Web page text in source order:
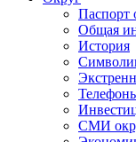
Паспорт
Общая
История
СМИ